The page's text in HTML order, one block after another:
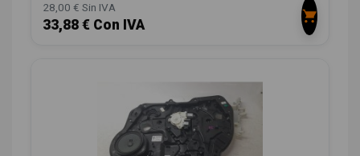
28,00 € Sin IVA
33,88 € Con IVA